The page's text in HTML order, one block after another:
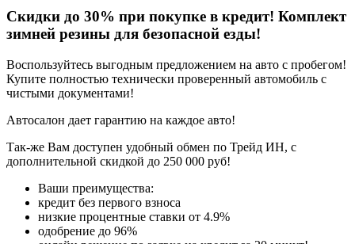
Скидки до 30% при покупке в кредит! Комплект
зимней резины для безопасной езды!
Воспользуйтесь выгодным предложением на авто с пробегом!
Купите полностью технически проверенный автомобиль с
чистыми документами!
Автосалон дает гарантию на каждое авто!
Так-же Вам доступен удобный обмен по Трейд ИН, с
дополнительной скидкой до 250 000 руб!
Ваши преимущества:
кредит без первого взноса
низкие процентные ставки от 4.9%
одобрение до 96%